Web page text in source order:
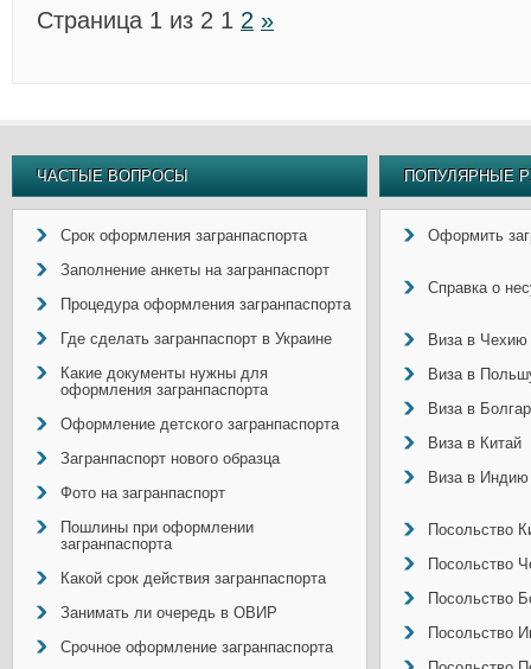
Страница 1 из 2 1 2 »
ЧАСТЫЕ ВОПРОСЫ
Срок оформления загранпаспорта
Заполнение анкеты на загранпаспорт
Процедура оформления загранпаспорта
Где сделать загранпаспорт в Украине
Какие документы нужны для
оформления загранпаспорта
Оформление детского загранпаспорта
Загранпаспорт нового образца
Фото на загранпаспорт
Пошлины при оформлении
загранпаспорта
Какой срок действия загранпаспорта
Занимать ли очередь в ОВИР
Срочное оформление загранпаспорта
ПОПУЛЯРНЫЕ
Оформить
Справка о
Виза в Чехию
Виза в
Виза в
Виза в Китай
Виза в Индию
Посольство
Посольство
Посольство
Посольство